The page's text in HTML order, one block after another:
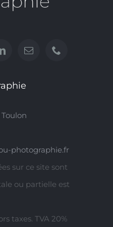
photographie.fr
sur ce site sont
ou partielle est
taxes. TVA 20%